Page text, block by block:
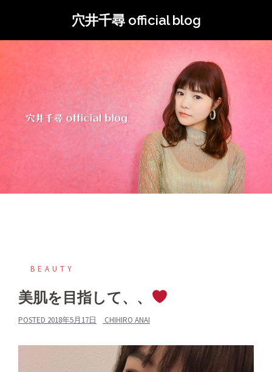
テ
穴井千尋 official blog
BEAUTY
美肌を目指して、、
POSTED 2018年5月17日 CHIHIRO ANAI